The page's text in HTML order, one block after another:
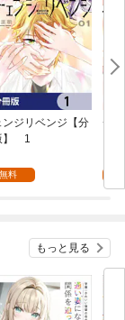
ンジリベンジ【分
】 1
無料
チ
もっと見る